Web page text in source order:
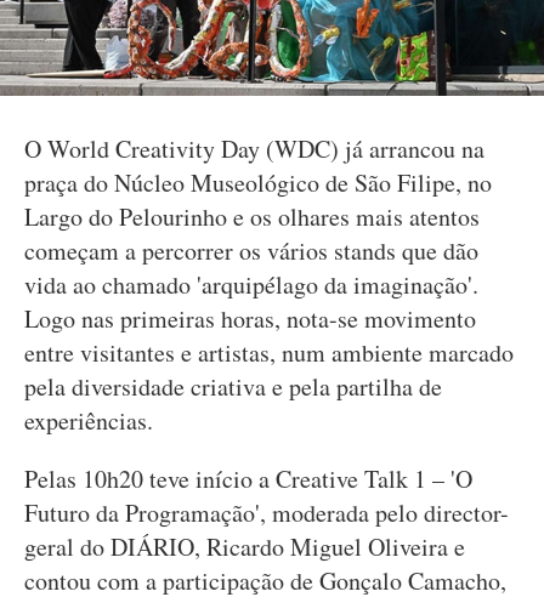
O World Creativity Day (WDC) já arrancou na
praça do Núcleo Museológico de São Filipe, no
Largo do Pelourinho e os olhares mais atentos
começam a percorrer os vários stands que dão
vida ao chamado 'arquipélago da imaginação'.
Logo nas primeiras horas, nota-se movimento
entre visitantes e artistas, num ambiente marcado
pela diversidade criativa e pela partilha de
experiências.
Pelas 10h20 teve início a Creative Talk 1 – 'O
Futuro da Programação', moderada pelo director-
geral do DIÁRIO, Ricardo Miguel Oliveira e
contou com a participação de Gonçalo Camacho,